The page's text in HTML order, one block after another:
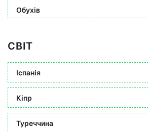
Обухів
СВІТ
Іспанія
Кіпр
Туреччина